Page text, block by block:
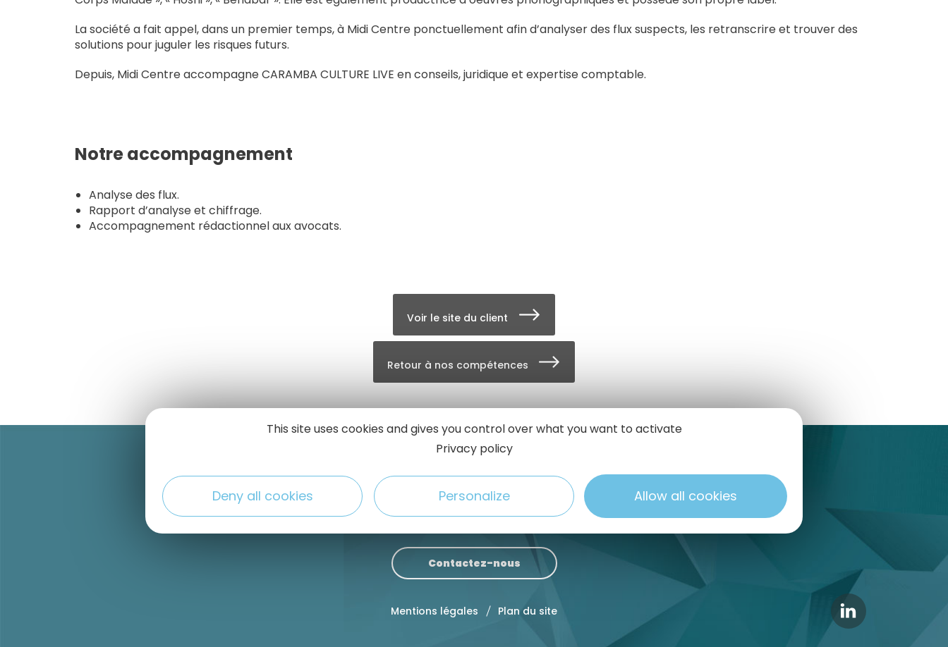
La société a fait appel, dans un premier temps, à Midi Centre ponctuellement afin d’analyser des flux suspects, les retranscrire et trouver des
solutions pour juguler les risques futurs.
Depuis, Midi Centre accompagne CARAMBA CULTURE LIVE en conseils, juridique et expertise comptable.
Notre accompagnement
Analyse des flux.
Rapport d’analyse et chiffrage.
Accompagnement rédactionnel aux avocats.
Voir le site du client
Retour à nos compétences
MIDI CENTRE Rodez
12000 Rodez
Tél. 05 65 73 71 22
rodez@midi-centre.com
MIDI CENTRE Toulouse-Labège
41 rue du Village d’entreprises – Bât 8
31670 LABEGE
Tél. 05 61 19 03 60
toulouse@midi-centre.com
Contactez-nous
Mentions légales Plan du site
This site uses cookies and gives you control over what you want to activate
Privacy policy
Allow all cookies
Personalize
Deny all cookies